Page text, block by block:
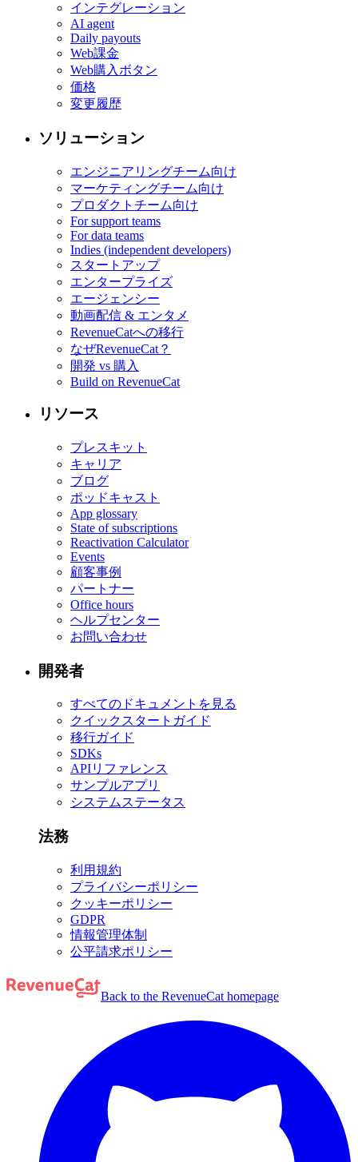
インテグレーション
AI agent
Daily payouts
Web課金
Web購入ボタン
価格
変更履歴
ソリューション
エンジニアリングチーム向け
マーケティングチーム向け
プロダクトチーム向け
For support teams
For data teams
Indies (independent developers)
スタートアップ
エンタープライズ
エージェンシー
動画配信 & エンタメ
RevenueCatへの移行
なぜRevenueCat？
開発 vs 購入
Build on RevenueCat
リソース
プレスキット
キャリア
ブログ
ポッドキャスト
App glossary
State of subscriptions
Reactivation Calculator
Events
顧客事例
パートナー
Office hours
ヘルプセンター
お問い合わせ
開発者
すべてのドキュメントを見る
クイックスタートガイド
移行ガイド
SDKs
APIリファレンス
サンプルアプリ
システムステータス
法務
利用規約
プライバシーポリシー
クッキーポリシー
GDPR
情報管理体制
公平請求ポリシー
Back to the RevenueCat homepage